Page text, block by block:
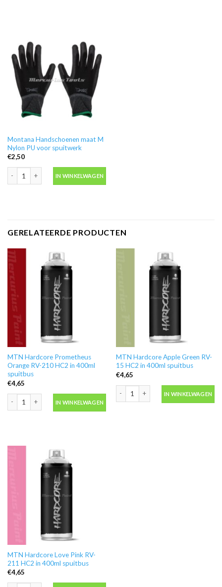
Montana Handschoenen maat M
Nylon PU voor spuitwerk
€2,50
IN WINKELWAGEN
GERELATEERDE PRODUCTEN
MTN Hardcore Prometheus
Orange RV-210 HC2 in 400ml
spuitbus
€4,65
MTN Hardcore Prometheus Orange RV-210 HC2 in 400ml spuitbus aantal
IN WINKELWAGEN
MTN Hardcore Apple Green RV-
15 HC2 in 400ml spuitbus
€4,65
IN WINKELWAGEN
MTN Hardcore Love Pink RV-
211 HC2 in 400ml spuitbus
€4,65